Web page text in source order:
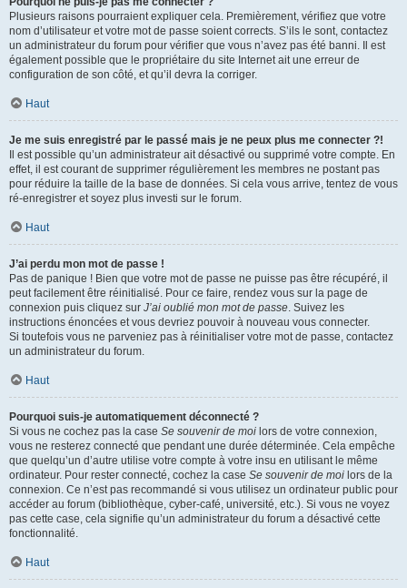
Plusieurs raisons pourraient expliquer cela. Premièrement, vérifiez que votre
nom d’utilisateur et votre mot de passe soient corrects. S’ils le sont, contactez
un administrateur du forum pour vérifier que vous n’avez pas été banni. Il est
également possible que le propriétaire du site Internet ait une erreur de
configuration de son côté, et qu’il devra la corriger.
Haut
Je me suis enregistré par le passé mais je ne peux plus me connecter ?!
Il est possible qu’un administrateur ait désactivé ou supprimé votre compte. En
effet, il est courant de supprimer régulièrement les membres ne postant pas
pour réduire la taille de la base de données. Si cela vous arrive, tentez de vous
ré-enregistrer et soyez plus investi sur le forum.
Haut
J’ai perdu mon mot de passe !
Pas de panique ! Bien que votre mot de passe ne puisse pas être récupéré, il
peut facilement être réinitialisé. Pour ce faire, rendez vous sur la page de
connexion puis cliquez sur J’ai oublié mon mot de passe. Suivez les
instructions énoncées et vous devriez pouvoir à nouveau vous connecter.
Si toutefois vous ne parveniez pas à réinitialiser votre mot de passe, contactez
un administrateur du forum.
Haut
Pourquoi suis-je automatiquement déconnecté ?
Si vous ne cochez pas la case Se souvenir de moi lors de votre connexion,
vous ne resterez connecté que pendant une durée déterminée. Cela empêche
que quelqu’un d’autre utilise votre compte à votre insu en utilisant le même
ordinateur. Pour rester connecté, cochez la case Se souvenir de moi lors de la
connexion. Ce n’est pas recommandé si vous utilisez un ordinateur public pour
accéder au forum (bibliothèque, cyber-café, université, etc.). Si vous ne voyez
pas cette case, cela signifie qu’un administrateur du forum a désactivé cette
fonctionnalité.
Haut